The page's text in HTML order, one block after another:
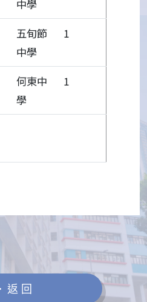
中學
五旬節
中學
1
何東中
學
1
返 回